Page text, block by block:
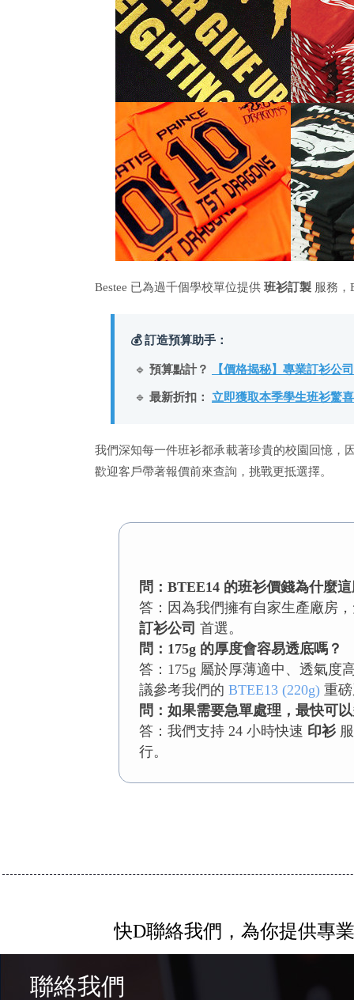
Bestee 已為過千個學校單位提供 班衫訂製 服務
💰 訂造預算助手：
🔹 預算點計？ 【價格揭秘】專業訂衫公
🔹 最新折扣： 立即獲取本季學生班衫驚
我們深知每一件班衫都承載著珍貴的校園回憶，
歡迎客戶帶著報價前來查詢，挑戰更抵選擇。
問：BTEE14 的班衫價錢為什麼
答：因為我們擁有自家生產廠房
訂衫公司 首選。
問：175g 的厚度會容易透底嗎？
答：175g 屬於厚薄適中、透氣度
議參考我們的 BTEE13 (220g) 重
問：如果需要急單處理，最快可
答：我們支持 24 小時快速 印衫服
行。
聯絡我們
快D聯絡我們，為你提供專